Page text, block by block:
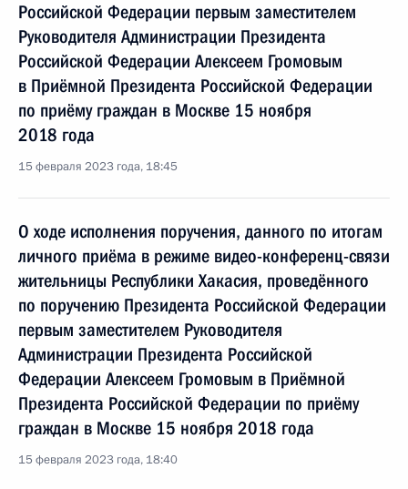
Российской Федерации первым заместителем
Руководителя Администрации Президента
Российской Федерации Алексеем Громовым
в Приёмной Президента Российской Федерации
по приёму граждан в Москве 15 ноября
2018 года
15 февраля 2023 года, 18:45
О ходе исполнения поручения, данного по итогам
личного приёма в режиме видео-конференц-связи
жительницы Республики Хакасия, проведённого
по поручению Президента Российской Федерации
первым заместителем Руководителя
Администрации Президента Российской
Федерации Алексеем Громовым в Приёмной
Президента Российской Федерации по приёму
граждан в Москве 15 ноября 2018 года
15 февраля 2023 года, 18:40